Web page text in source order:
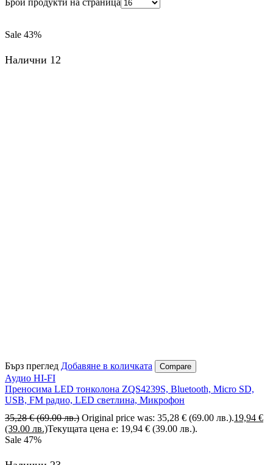
Sale 43%
Налични 12
Бърз преглед Добавяне в количката Compare
Аудио HI-FI
Преносима LED тонколона ZQS4239S, Bluetooth, Micro SD,
USB, FM радио, LED светлина, Микрофон
35,28€ (69.00 лв.) Original price was: 35,28 € (69.00 лв.).19,94 €
(39.00 лв.)Текущата цена е: 19,94 € (39.00 лв.).
Sale 47%